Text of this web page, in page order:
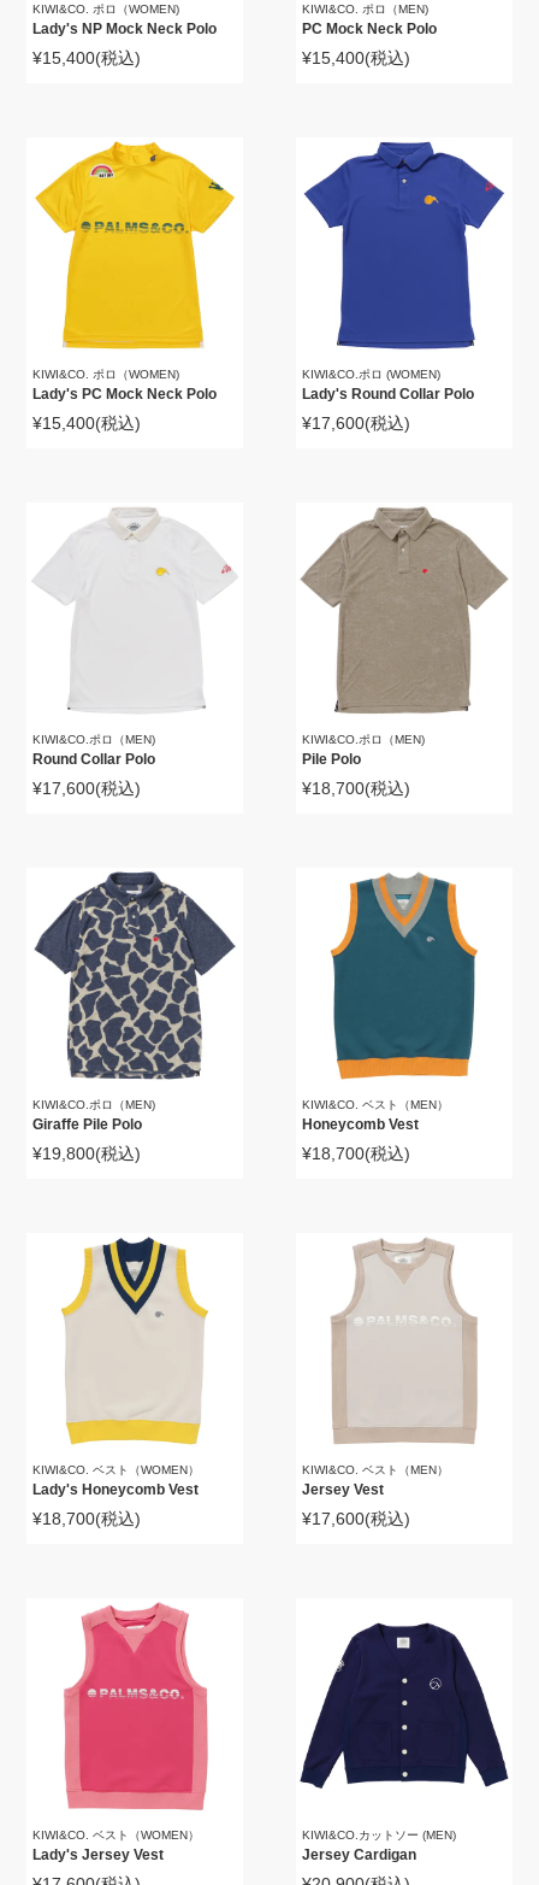
KIWI&CO. ポロ（WOMEN)
Lady's NP Mock Neck Polo
¥15,400(税込)
KIWI&CO. ポロ（MEN)
PC Mock Neck Polo
¥15,400(税込)
KIWI&CO. ポロ（WOMEN)
Lady's PC Mock Neck Polo
¥15,400(税込)
KIWI&CO.ポロ (WOMEN)
Lady's Round Collar Polo
¥17,600(税込)
KIWI&CO.ポロ（MEN)
Round Collar Polo
¥17,600(税込)
KIWI&CO.ポロ（MEN)
Pile Polo
¥18,700(税込)
KIWI&CO.ポロ（MEN)
Giraffe Pile Polo
¥19,800(税込)
KIWI&CO. ベスト（MEN）
Honeycomb Vest
¥18,700(税込)
KIWI&CO. ベスト（WOMEN）
Lady's Honeycomb Vest
¥18,700(税込)
KIWI&CO. ベスト（MEN）
Jersey Vest
¥17,600(税込)
KIWI&CO. ベスト（WOMEN）
Lady's Jersey Vest
KIWI&CO.カットソー (MEN)
Jersey Cardigan